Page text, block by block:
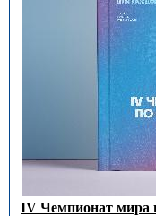
IV Чемпионат мира